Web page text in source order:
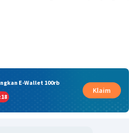
E-Wallet 100rb
:17
Klaim